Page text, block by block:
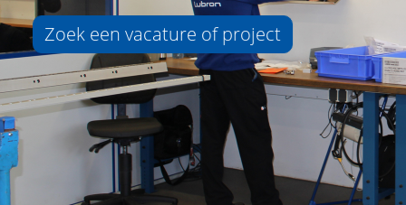
Zoek een vacature of project